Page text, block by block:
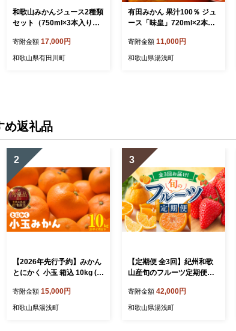
和歌山みかんジュース2種類
セット（750ml×3本入り）
ト
寄附金額 17,000円
和歌山県有田川町
有田みかん 果汁100％ ジュ
ース「味皇」720ml×2本
トレート 果汁100%】_G70
32
寄附金額 11,000円
和歌山県湯浅町
め返礼品
2
【2026年先行予約】みかん
とにかく 小玉 箱込 10kg (
下 秀品 優品 混合 有田みか
ん 和歌山県産 産地直送
寄附金額 15,000円
和歌山県湯浅町
3
【定期便 全3回】紀州和歌
山産旬のフルーツ定期便
州デコ）_G60-T84
寄附金額 42,000円
和歌山県湯浅町